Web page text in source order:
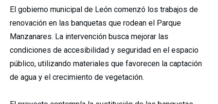
El gobierno municipal de León comenzó los trabajos de
renovación en las banquetas que rodean el Parque
Manzanares. La intervención busca mejorar las
condiciones de accesibilidad y seguridad en el espacio
público, utilizando materiales que favorecen la captación
de agua y el crecimiento de vegetación.